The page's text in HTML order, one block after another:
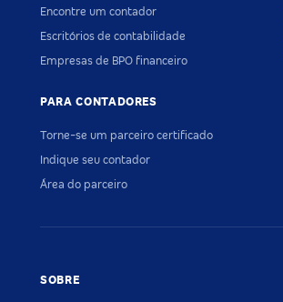
Encontre um contador
Escritórios de contabilidade
Empresas de BPO financeiro
PARA CONTADORES
Torne-se um parceiro certificado
Indique seu contador
Área do parceiro
SOBRE